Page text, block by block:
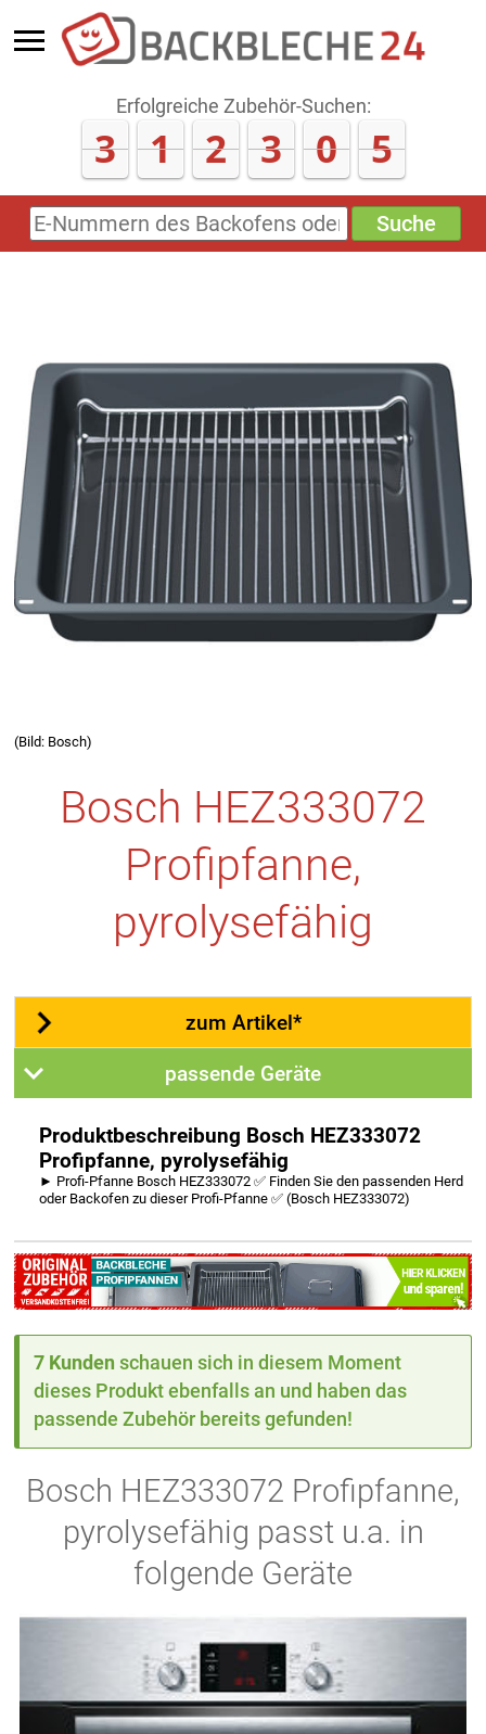
Erfolgreiche Zubehör-Suchen:
3 1 2 3 0 5
E-
Nummern
Suche
(Bild: Bosch)
Bosch HEZ333072
Profipfanne,
pyrolysefähig
zum Artikel*
passende Geräte
Produktbeschreibung Bosch HEZ333072
Profipfanne, pyrolysefähig
► Profi-Pfanne Bosch HEZ333072 ✅ Finden Sie den passenden Herd
oder Backofen zu dieser Profi-Pfanne ✅ (Bosch HEZ333072)
7 Kunden schauen sich in diesem Moment
dieses Produkt ebenfalls an und haben das
passende Zubehör bereits gefunden!
Bosch HEZ333072 Profipfanne,
pyrolysefähig passt u.a. in
folgende Geräte